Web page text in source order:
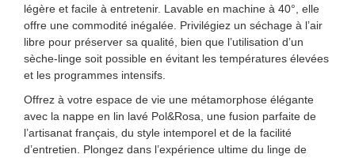
légère et facile à entretenir. Lavable en machine à 40°, elle
offre une commodité inégalée. Privilégiez un séchage à l’air
libre pour préserver sa qualité, bien que l’utilisation d’un
sèche-linge soit possible en évitant les températures élevées
et les programmes intensifs.
Offrez à votre espace de vie une métamorphose élégante
avec la nappe en lin lavé Pol&Rosa, une fusion parfaite de
l’artisanat français, du style intemporel et de la facilité
d’entretien. Plongez dans l’expérience ultime du linge de